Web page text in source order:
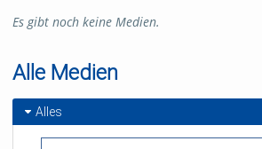
Es gibt noch keine Medien.
Alle Medien
Alles